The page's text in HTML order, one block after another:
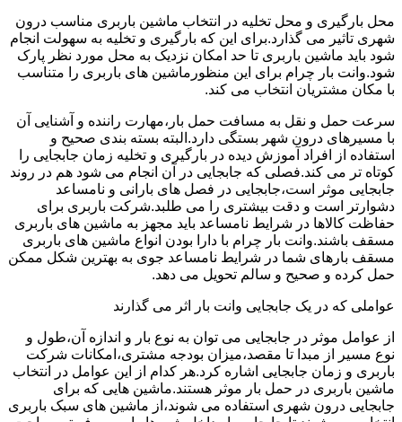
محل بارگیری و محل تخلیه در انتخاب ماشین باربری مناسب درون
شهری تاثیر می گذارد.برای این که بارگیری و تخلیه به سهولت انجام
شود باید ماشین باربری تا حد امکان نزدیک به محل مورد نظر پارک
شود.وانت بار چرام برای این منظورماشین های باربری را متناسب
با مکان مشتریان انتخاب می کند.
سرعت حمل و نقل به مسافت حمل بار،مهارت راننده و آشنایی آن
با مسیرهای درون شهر بستگی دارد.البته بسته بندی صحیح و
استفاده از افراد آموزش دیده در بارگیری و تخلیه زمان جابجایی را
کوتاه تر می کند.فصلی که جابجایی در آن انجام می شود هم در روند
جابجایی موثر است،جابجایی در فصل های بارانی و نامساعد
دشوارتر است و دقت بیشتری را می طلبد.شرکت باربری برای
حفاظت کالاها در شرایط نامساعد باید مجهز به ماشین های باربری
مسقف باشند.وانت بار چرام با دارا بودن انواع ماشین های باربری
مسقف بارهای شما در شرایط نامساعد جوی به بهترین شکل ممکن
حمل کرده و صحیح و سالم تحویل می دهد.
عواملی که در یک جابجایی وانت بار اثر می گذارند
از عوامل موثر در جابجایی می توان به نوع بار و اندازه آن،طول و
نوع مسیر از مبدا تا مقصد،میزان بودجه مشتری،امکانات شرکت
باربری و زمان جابجایی اشاره کرد.هر کدام از این عوامل در انتخاب
ماشین باربری در حمل بار موثر هستند.ماشین هایی که برای
جابجایی درون شهری استفاده می شوند،از ماشین های سبک باربری